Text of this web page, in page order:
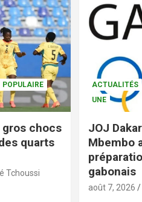
POPULAIRE
gros chocs
quarts
Tchoussi
ACTUALITÉS
UNE
JOJ
Mbembo
gabonais
août 7, 2026